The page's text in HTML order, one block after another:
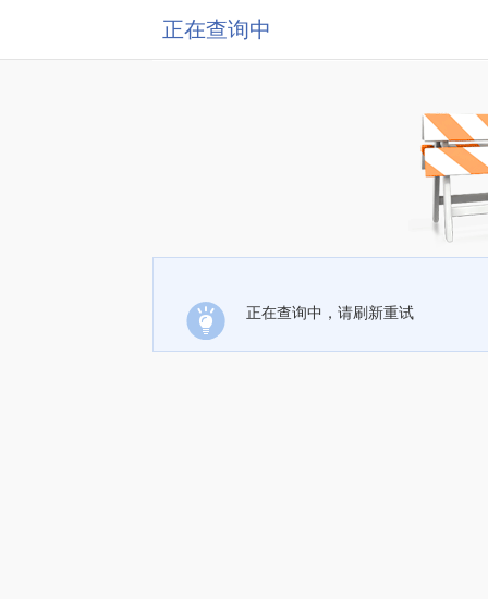
正在查询中
正在查询中，请刷新重试